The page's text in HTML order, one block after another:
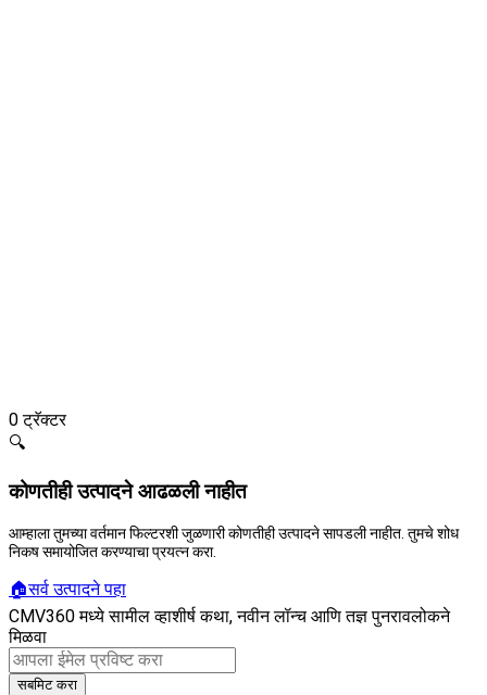
0 ट्रॅक्टर
🔍
कोणतीही उत्पादने आढळली नाहीत
आम्हाला तुमच्या वर्तमान फिल्टरशी जुळणारी कोणतीही उत्पादने सापडली नाहीत. तुमचे शोध
निकष समायोजित करण्याचा प्रयत्न करा.
🏠सर्व उत्पादने पहा
CMV360 मध्ये सामील व्हाशीर्ष कथा, नवीन लॉन्च आणि तज्ञ पुनरावलोकने
मिळवा
सबमिट करा